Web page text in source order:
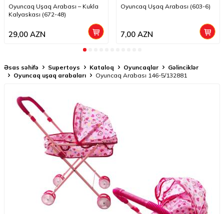
Oyuncaq Uşaq Arabası – Kukla
Kalyaskası (672-48)
29,00 AZN
Oyuncaq Uşaq Arabası (603-6)
7,00AZN
Əsas səhifə Supertoys Kataloq Oyuncaqlar
Gəlinciklər
Oyuncaq uşaq arabaları
Oyuncaq Arabası 146-5/132881